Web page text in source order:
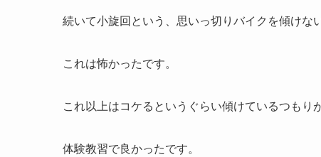
続いて小旋回という、思いっ切りバイクを傾けな
これは怖かったです。
これ以上はコケるというぐらい傾けているつもり
体験教習で良かったです。